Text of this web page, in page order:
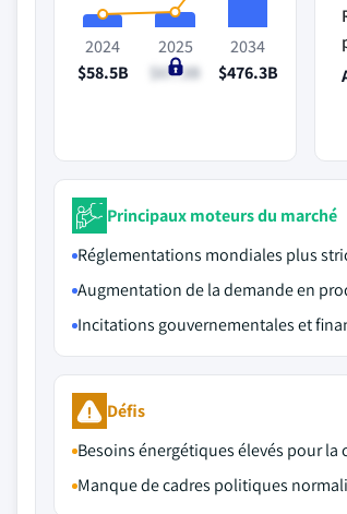
2024
$58.5B
2025
$67.3B
2034
$476.3B
Principaux moteurs du marché
Réglementations mondiales plus
Augmentation de la demande en
Incitations gouvernementales et
Défis
Besoins énergétiques élevés pour la
Manque de cadres politiques